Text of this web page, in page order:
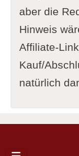
aber die
Hinweis
Affiliate-
Kauf/
natürlich